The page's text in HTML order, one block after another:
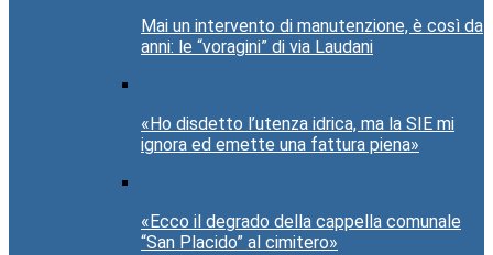
Mai un intervento di manutenzione, è così da
anni: le “voragini” di via Laudani
«Ho disdetto l’utenza idrica, ma la SIE mi
ignora ed emette una fattura piena»
«Ecco il degrado della cappella comunale
“San Placido” al cimitero»